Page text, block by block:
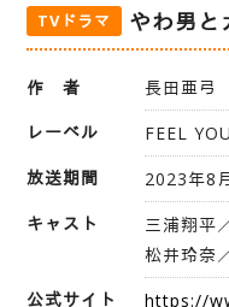
TVドラマ やわ男と
作 者
長田亜弓
レーベル
FEEL
放送期間
2023年8
キャスト
三浦翔平
松井玲奈
公式サイト
https://